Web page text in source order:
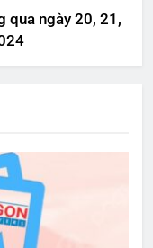
qua ngày 20, 21,